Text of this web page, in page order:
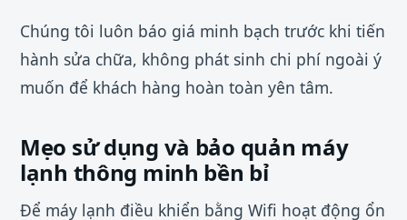
Chúng tôi luôn báo giá minh bạch trước khi tiến
hành sửa chữa, không phát sinh chi phí ngoài ý
muốn để khách hàng hoàn toàn yên tâm.
Mẹo sử dụng và bảo quản máy
lạnh thông minh bền bỉ
Để máy lạnh điều khiển bằng Wifi hoạt động ổn